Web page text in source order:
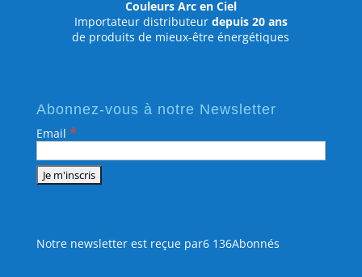
Couleurs Arc en Ciel
Importateur distributeur depuis 20 ans
de produits de mieux-être énergétiques
Abonnez-vous à notre Newsletter
Email *
Notre newsletter est reçue par6 136Abonnés